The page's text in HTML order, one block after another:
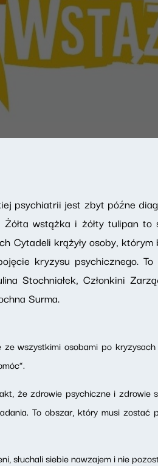
psychiatrii jest zbyt późne
wstążka i żółty tulipan
Cytadeli krążyły osoby,
kryzysu psychicznego.
Stochniałek, Członkini
Surma.
wszystkimi osobami po
że zdrowie psychiczne i zdrowie
To obszar, który musi
słuchali siebie nawzajem i nie